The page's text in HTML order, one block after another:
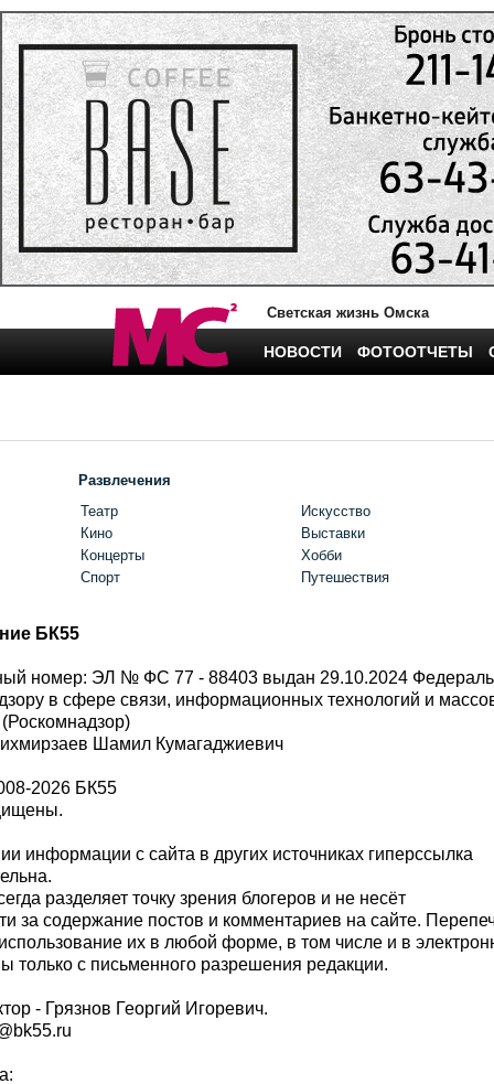
Светская жизнь Омска
НОВОСТИ ФОТООТЧЕТЫ
Развлечения
Театр
Кино
Концерты
Спорт
Искусство
Выставки
Хобби
Путешествия
БК55
номер: ЭЛ № ФС 77 - 88403 выдан 29.10.2024
в сфере связи, информационных технологий и
Шамил Кумагаджиевич
2026 БК55
информации с сайта в других источниках гиперссылка
разделяет точку зрения блогеров и не несёт
за содержание постов и комментариев на сайте.
их в любой форме, в том числе и в
с письменного разрешения редакции.
- Грязнов Георгий Игоревич.